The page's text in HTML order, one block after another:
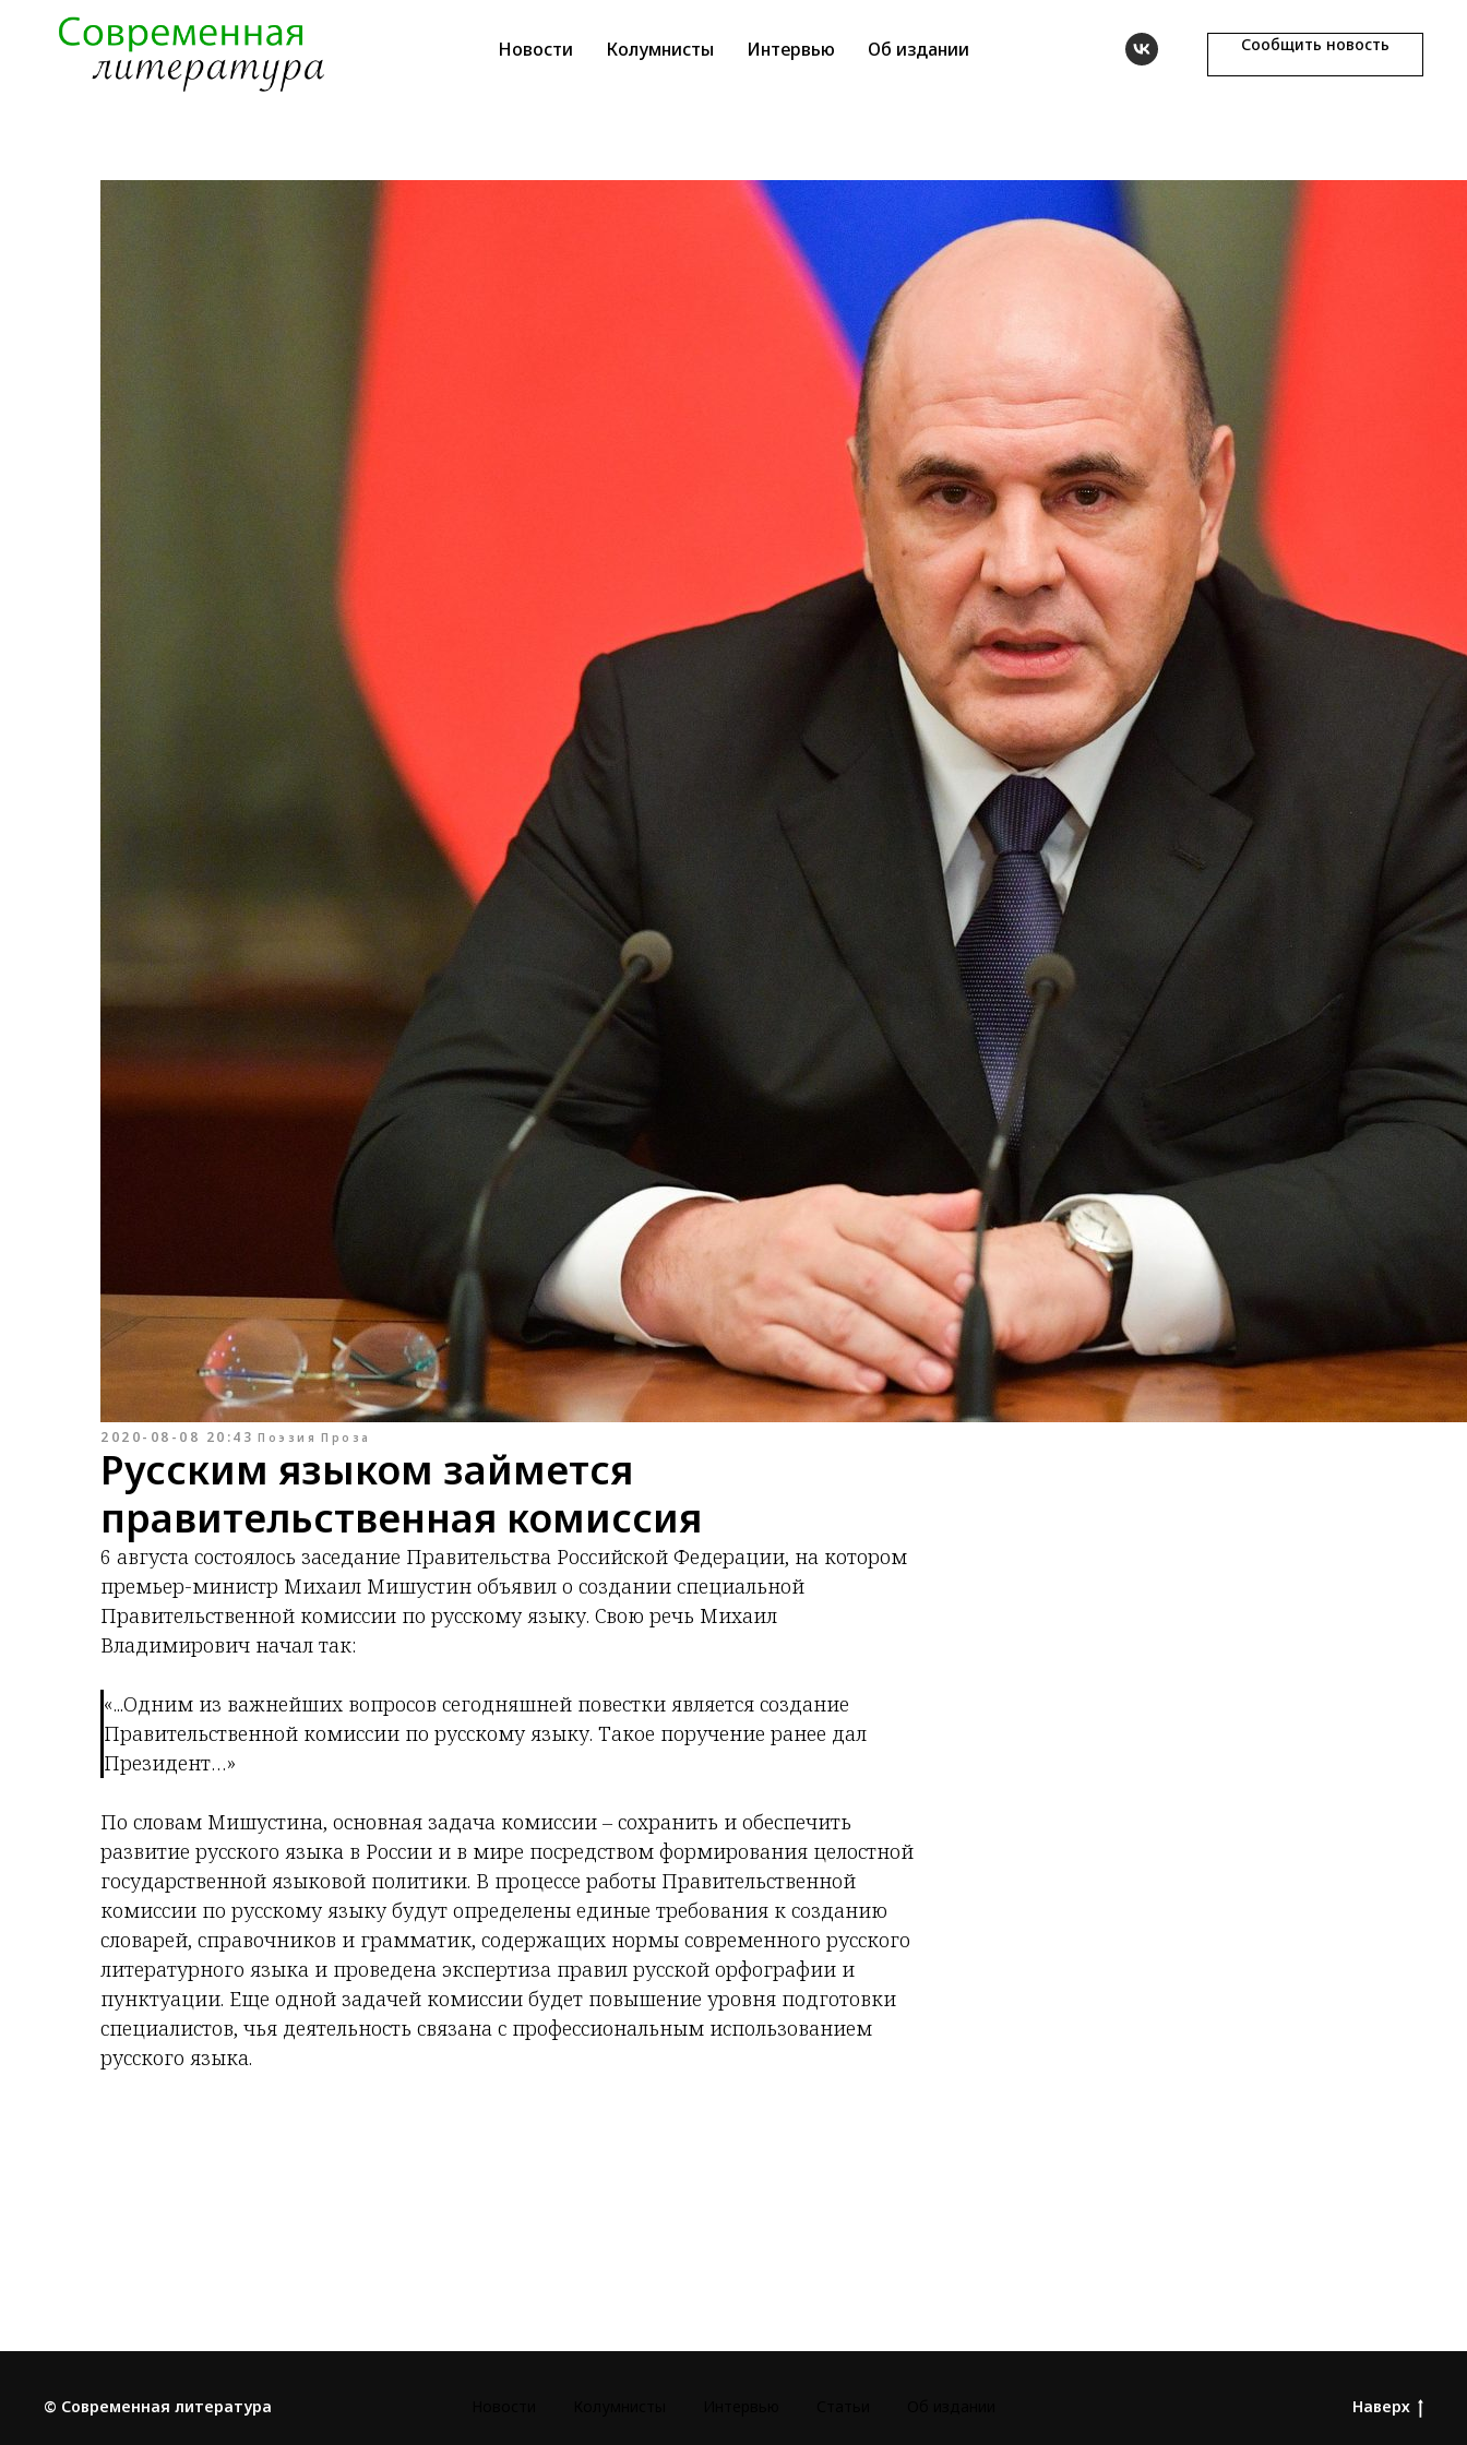
Новости Колумнисты Интервью Об издании Сообщить новость
2020-08-08 20:43 Поэзия Проза
Русским языком займется
правительственная комиссия
6 августа состоялось заседание Правительства Российской Федерации, на котором
премьер-министр Михаил Мишустин объявил о создании специальной
Правительственной комиссии по русскому языку. Свою речь Михаил
Владимирович начал так:
«...Одним из важнейших вопросов сегодняшней повестки является создание
Правительственной комиссии по русскому языку. Такое поручение ранее дал
Президент…»
По словам Мишустина, основная задача комиссии – сохранить и обеспечить
развитие русского языка в России и в мире посредством формирования целостной
государственной языковой политики. В процессе работы Правительственной
комиссии по русскому языку будут определены единые требования к созданию
словарей, справочников и грамматик, содержащих нормы современного русского
литературного языка и проведена экспертиза правил русской орфографии и
пунктуации. Еще одной задачей комиссии будет повышение уровня подготовки
специалистов, чья деятельность связана с профессиональным использованием
русского языка.
© Современная литература Наверх